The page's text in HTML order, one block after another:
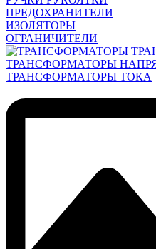
ПРЕДОХРАНИТЕЛИ
ИЗОЛЯТОРЫ
ОГРАНИЧИТЕЛИ
ТРАНСФОРМАТОРЫ
ТРАНСФОРМАТОРЫ ТОКА